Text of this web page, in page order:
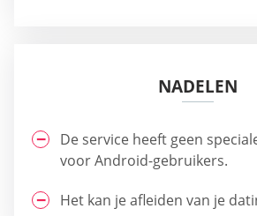
NADELEN
De service heeft geen
voor Android-gebruikers.
Het kan je afleiden van je